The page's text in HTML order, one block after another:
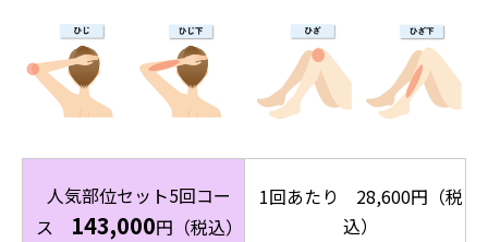
人気部位セット5回コー
ス
143,000円（税込）
1回あたり 28,600円（税
込）